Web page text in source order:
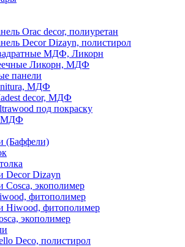
Orac decor, полиуретан
Decor Dizayn, полистирол
МДФ, Ликорн
Ликорн, МДФ
панели
МДФ
decor, МДФ
под покраску
МДФ
(Баффели)
Decor Dizayn
Cosca, экополимер
фитополимер
Hiwood, фитополимер
экополимер
Deco, полистирол